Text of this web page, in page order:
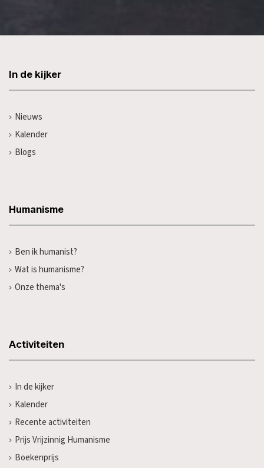
In de kijker
Nieuws
Kalender
Blogs
Humanisme
Ben ik humanist?
Wat is humanisme?
Onze thema's
Activiteiten
In de kijker
Kalender
Recente activiteiten
Prijs Vrijzinnig Humanisme
Boekenprijs